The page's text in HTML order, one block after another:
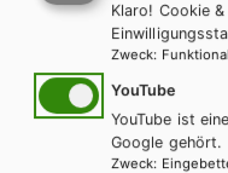
Klaro! Cookie
Zweck: Funktional
YouTube
YouTube ist
Google gehört.
Zweck: